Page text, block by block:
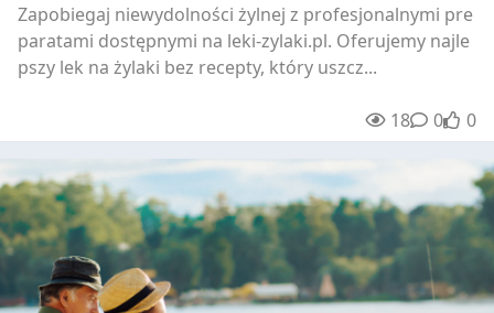
Zapobiegaj niewydolności żylnej z profesjonalnymi pre
paratami dostępnymi na leki-zylaki.pl. Oferujemy najle
pszy lek na żylaki bez recepty, który uszcz...
18 00 0